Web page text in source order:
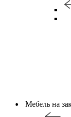
Мебель на